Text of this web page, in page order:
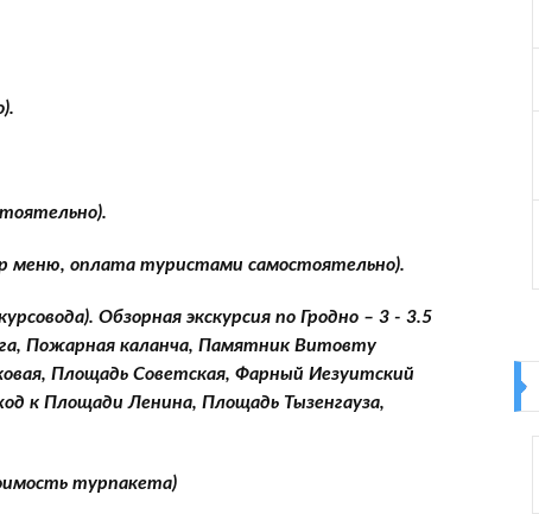
меню, оплата туристами самостоятельно).
Обзорная экскурсия по Гродно – 3 - 3.5
Пожарная каланча, Памятник Витовту
Площадь Советская, Фарный Иезуитский
к Площади Ленина, Площадь Тызенгауза,
турпакета)